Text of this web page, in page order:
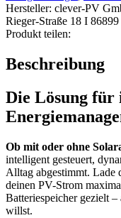
Funktionen
[Digital]
Menge
Hersteller: clever-PV
Rieger-Straße 18 I
Produkt teilen:
Beschreibung
Die Lösung für
Ob mit oder ohne
intelligent gesteuert,
Alltag abgestimmt. Lade
deinen PV-Strom
Batteriespeicher gezielt
willst.